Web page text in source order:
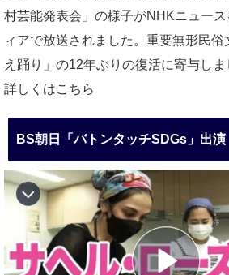
村芸能発表会」の様子がNHKニュー
ィアで放送されました。重要無形民
え踊り」の12年ぶりの復活に寄与し
詳しくはこちら
BS朝日「バトンタッチSDGs」出演